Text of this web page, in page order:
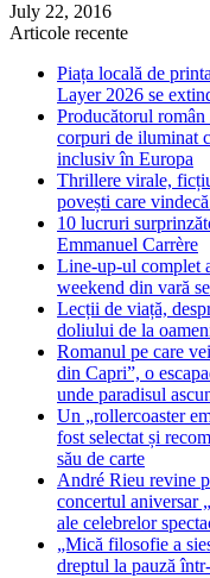
July 22, 2016
Articole recente
Piața locală de
Layer 2026 se
Producătorul
corpuri de iluminat
inclusiv în Europa
Thrillere virale,
povești care
10 lucruri
Emmanuel Carrère
Line-up-ul complet
weekend din vară
Lecții de viață,
doliului de la
Romanul pe care
din Capri”, o
unde paradisul
Un „rollercoaster
fost selectat și
său de carte
André Rieu revine
concertul aniversar
ale celebrelor
„Mică filosofie a
dreptul la pauză